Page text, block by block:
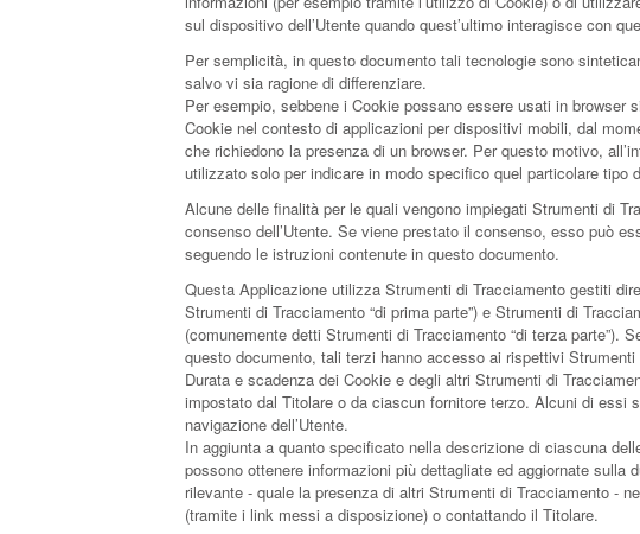
sul dispositivo dell’Utente quando quest’ultimo interagisce con
Per semplicità, in questo documento tali tecnologie sono
salvo vi sia ragione di differenziare.
Per esempio, sebbene i Cookie possano essere usati in browser
Cookie nel contesto di applicazioni per dispositivi mobili, dal
che richiedono la presenza di un browser. Per questo motivo,
utilizzato solo per indicare in modo specifico quel particolare tipo
Alcune delle finalità per le quali vengono impiegati Strumenti di
consenso dell’Utente. Se viene prestato il consenso, esso può
seguendo le istruzioni contenute in questo documento.
Questa Applicazione utilizza Strumenti di Tracciamento gestiti
Strumenti di Tracciamento “di prima parte”) e Strumenti di
(comunemente detti Strumenti di Tracciamento “di terza parte”).
questo documento, tali terzi hanno accesso ai rispettivi Strumenti
Durata e scadenza dei Cookie e degli altri Strumenti di
impostato dal Titolare o da ciascun fornitore terzo. Alcuni di essi
navigazione dell’Utente.
In aggiunta a quanto specificato nella descrizione di ciascuna
possono ottenere informazioni più dettagliate ed aggiornate sulla
rilevante - quale la presenza di altri Strumenti di Tracciamento -
(tramite i link messi a disposizione) o contattando il Titolare.